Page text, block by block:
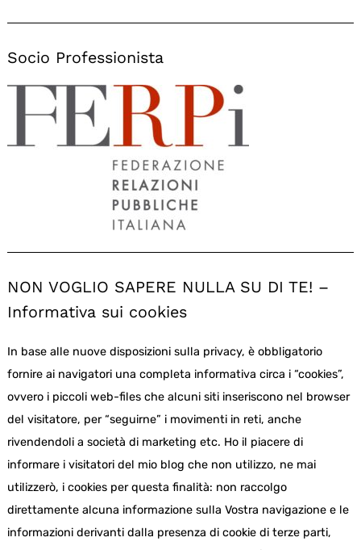
Socio Professionista
NON VOGLIO SAPERE NULLA SU DI TE! –
Informativa sui cookies
In base alle nuove disposizioni sulla privacy, è obbligatorio
fornire ai navigatori una completa informativa circa i “cookies”,
ovvero i piccoli web-files che alcuni siti inseriscono nel browser
del visitatore, per “seguirne” i movimenti in reti, anche
rivendendoli a società di marketing etc. Ho il piacere di
informare i visitatori del mio blog che non utilizzo, ne mai
utilizzerò, i cookies per questa finalità: non raccolgo
direttamente alcuna informazione sulla Vostra navigazione e le
informazioni derivanti dalla presenza di cookie di terze parti,